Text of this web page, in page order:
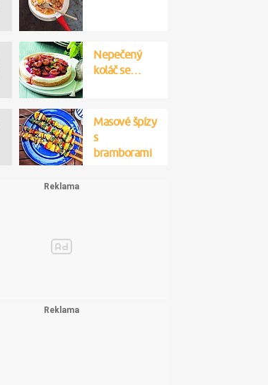
Masové špízy
s
bramborami
Nepečený
koláč se…